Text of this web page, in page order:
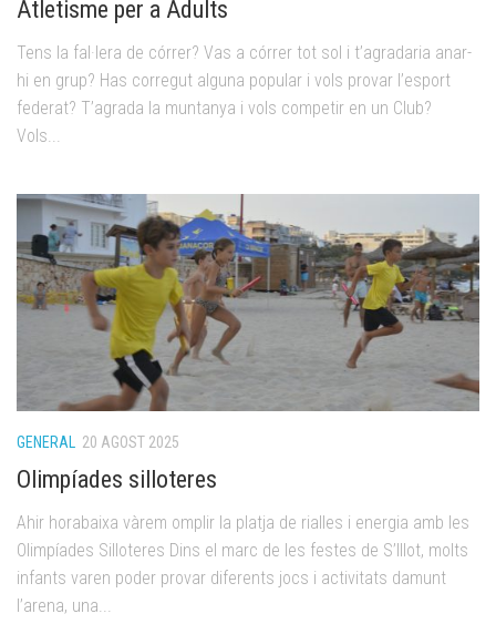
Atletisme per a Adults
Tens la fal·lera de córrer? Vas a córrer tot sol i t’agradaria anar-
hi en grup? Has corregut alguna popular i vols provar l’esport
federat? T’agrada la muntanya i vols competir en un Club?
Vols...
GENERAL 20 AGOST 2025
Olimpíades silloteres
Ahir horabaixa vàrem omplir la platja de rialles i energia amb les
Olimpíades Silloteres Dins el marc de les festes de S’Illot, molts
infants varen poder provar diferents jocs i activitats damunt
l’arena, una...